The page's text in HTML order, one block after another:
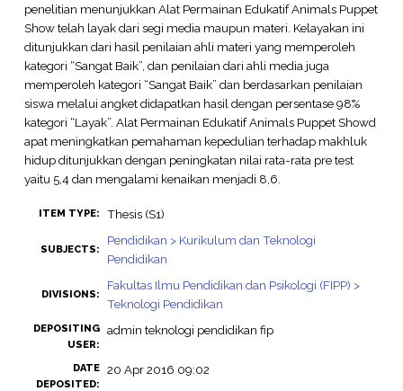
penelitian menunjukkan Alat Permainan Edukatif Animals Puppet
Show telah layak dari segi media maupun materi. Kelayakan ini
ditunjukkan dari hasil penilaian ahli materi yang memperoleh
kategori “Sangat Baik”, dan penilaian dari ahli media juga
memperoleh kategori “Sangat Baik” dan berdasarkan penilaian
siswa melalui angket didapatkan hasil dengan persentase 98%
kategori “Layak”. Alat Permainan Edukatif Animals Puppet Showd
apat meningkatkan pemahaman kepedulian terhadap makhluk
hidup ditunjukkan dengan peningkatan nilai rata-rata pre test
yaitu 5,4 dan mengalami kenaikan menjadi 8,6.
ITEM TYPE: Thesis (S1)
SUBJECTS:
Pendidikan > Kurikulum dan Teknologi
Pendidikan
DIVISIONS:
Fakultas Ilmu Pendidikan dan Psikologi (FIPP) >
Teknologi Pendidikan
DEPOSITING
USER:
admin teknologi pendidikan fip
DATE
DEPOSITED:
20 Apr 2016 09:02